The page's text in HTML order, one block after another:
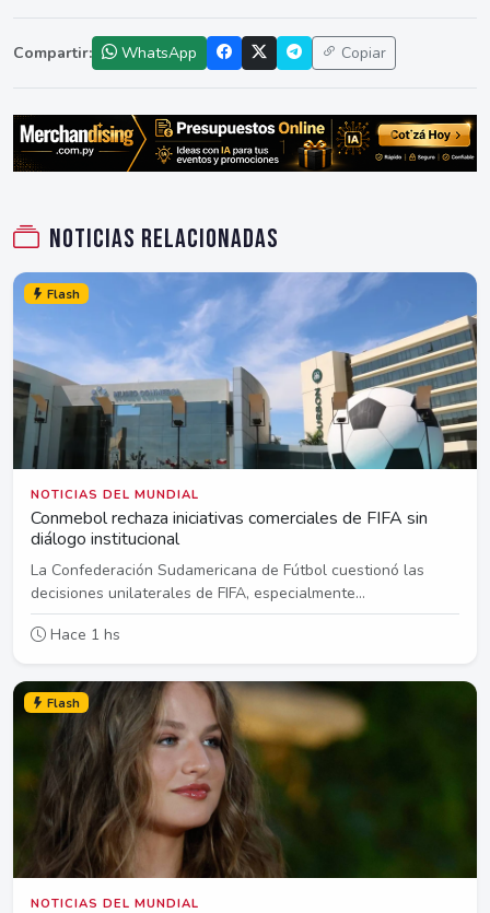
Compartir: WhatsApp Copiar
Noticias relacionadas
Flash
NOTICIAS DEL MUNDIAL
Conmebol rechaza iniciativas comerciales de FIFA sin
diálogo institucional
La Confederación Sudamericana de Fútbol cuestionó las
decisiones unilaterales de FIFA, especialmente...
Hace 1 hs
Flash
NOTICIAS DEL MUNDIAL